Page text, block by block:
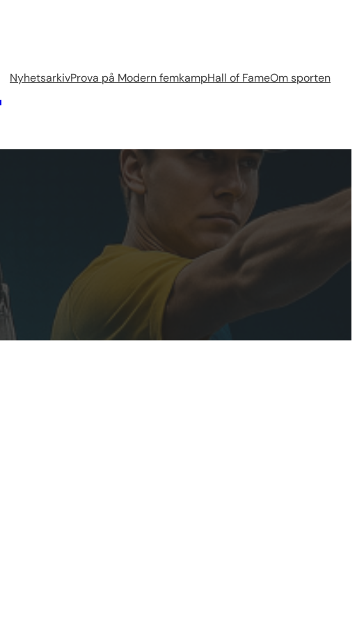
NyhetsarkivProva på Modern femkampHall of FameOm sporten